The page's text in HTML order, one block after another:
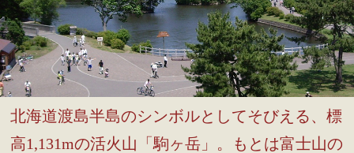
北海道渡島半島のシンボルとしてそびえる、標
高1,131mの活火山「駒ヶ岳」。もとは富士山の